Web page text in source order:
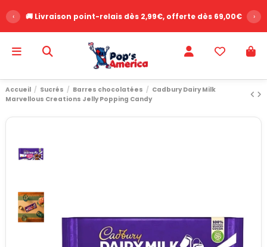
‹ 🚚 Livraison point-relais dès 2,99€, offerte dès 69,00€ ›
Accueil Sucrés Barres chocolatées
Cadbury Dairy Milk
Marvellous Creations Jelly Popping Candy